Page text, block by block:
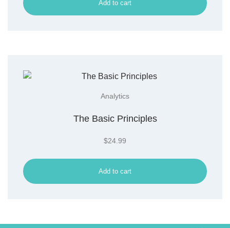
Add to cart
Analytics
The Basic Principles
$24.99
Add to cart